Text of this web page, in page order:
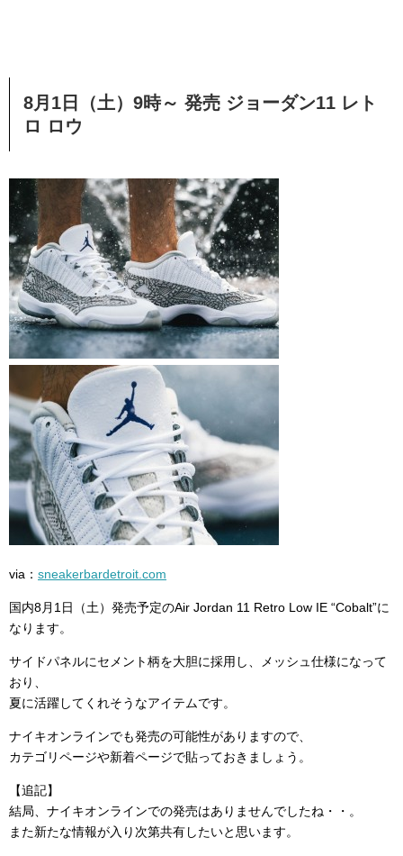
8月1日（土）9時～ 発売 ジョーダン11 レト
ロ ロウ
via： sneakerbardetroit.com
国内8月1日（土）発売予定のAir Jordan 11 Retro Low IE “Cobalt”に
なります。
サイドパネルにセメント柄を大胆に採用し、メッシュ仕様になって
おり、
夏に活躍してくれそうなアイテムです。
ナイキオンラインでも発売の可能性がありますので、
カテゴリページや新着ページで貼っておきましょう。
【追記】
結局、ナイキオンラインでの発売はありませんでしたね・・。
また新たな情報が入り次第共有したいと思います。